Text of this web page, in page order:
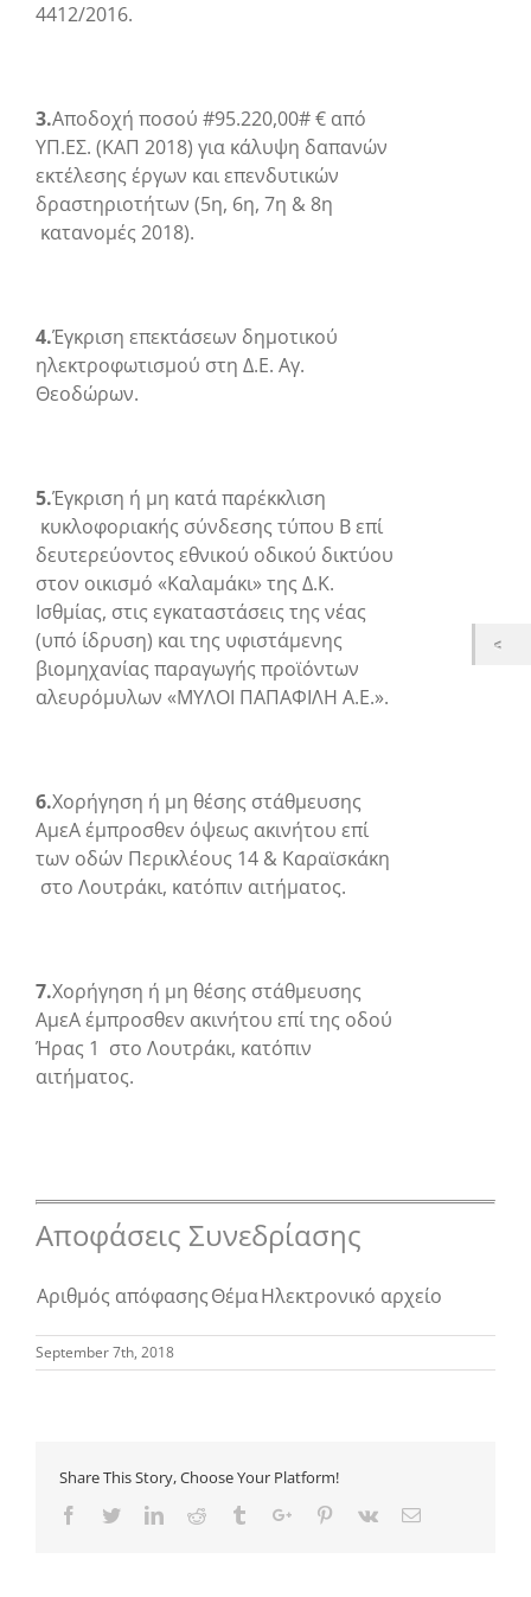
4412/2016.
3.Αποδοχή ποσού #95.220,00# € από
ΥΠ.ΕΣ. (ΚΑΠ 2018) για κάλυψη δαπανών
εκτέλεσης έργων και επενδυτικών
δραστηριοτήτων (5η, 6η, 7η & 8η
κατανομές 2018).
4.Έγκριση επεκτάσεων δημοτικού
ηλεκτροφωτισμού στη Δ.Ε. Αγ.
Θεοδώρων.
5.Έγκριση ή μη κατά παρέκκλιση
κυκλοφοριακής σύνδεσης τύπου Β επί
δευτερεύοντος εθνικού οδικού δικτύου
στον οικισμό «Καλαμάκι» της Δ.Κ.
Ισθμίας, στις εγκαταστάσεις της νέας
(υπό ίδρυση) και της υφιστάμενης
βιομηχανίας παραγωγής προϊόντων
αλευρόμυλων «ΜΥΛΟΙ ΠΑΠΑΦΙΛΗ Α.Ε.».
6.Χορήγηση ή μη θέσης στάθμευσης
ΑμεΑ έμπροσθεν όψεως ακινήτου επί
των οδών Περικλέους 14 & Καραϊσκάκη
στο Λουτράκι, κατόπιν αιτήματος.
7.Χορήγηση ή μη θέσης στάθμευσης
ΑμεΑ έμπροσθεν ακινήτου επί της οδού
Ήρας 1 στο Λουτράκι, κατόπιν
αιτήματος.
Αποφάσεις Συνεδρίασης
Αριθμός απόφασηςΘέμαΗλεκτρονικό αρχείο
September 7th, 2018
Share This Story, Choose Your Platform!
Facebook
TwitterLinkedinReddit TumblrGoogle+Pinterest
Vk Email